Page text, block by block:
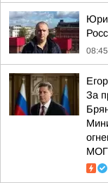
08:45
За
МОГ